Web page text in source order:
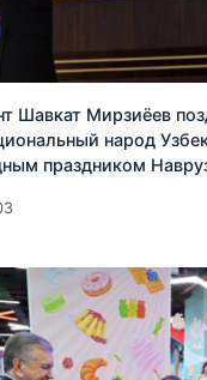
Шавкат Мирзиёев
народ
праздником